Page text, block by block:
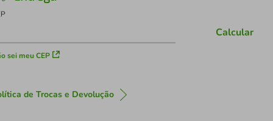
sei meu CEP
Calcular
de Trocas e Devolução